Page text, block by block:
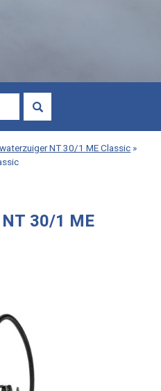
NT 30/1 ME Classic»
30/1 ME